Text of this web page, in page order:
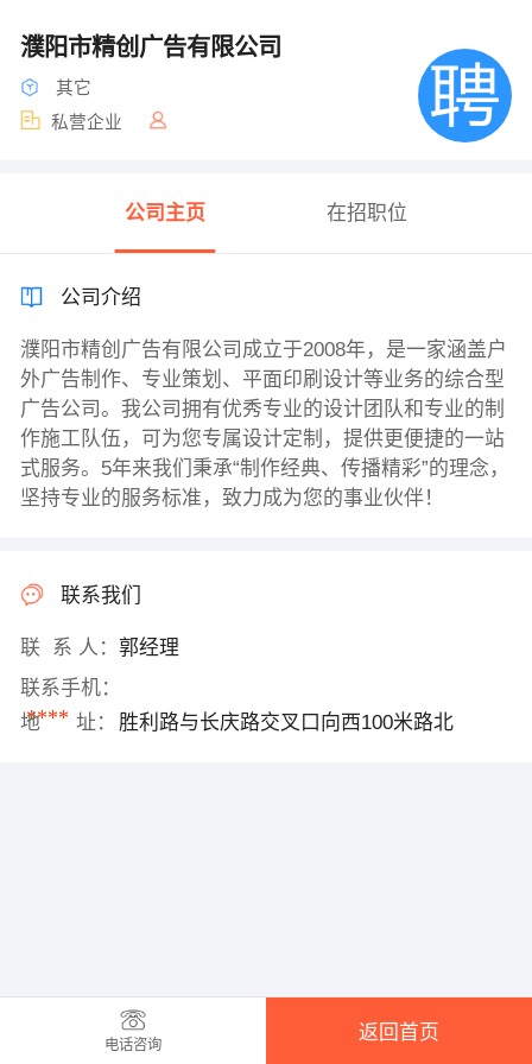
濮阳市精创广告有限公司
其它
私营企业
公司主页 在招职位
公司介绍
濮阳市精创广告有限公司成立于2008年，是一家涵盖户
外广告制作、专业策划、平面印刷设计等业务的综合型
广告公司。我公司拥有优秀专业的设计团队和专业的制
作施工队伍，可为您专属设计定制，提供更便捷的一站
式服务。5年来我们秉承“制作经典、传播精彩”的理念，
坚持专业的服务标准，致力成为您的事业伙伴！
联系我们
联 系 人： 郭经理
联系手机：
****
地 址： 胜利路与长庆路交叉口向西100米路北
电话咨询
返回首页